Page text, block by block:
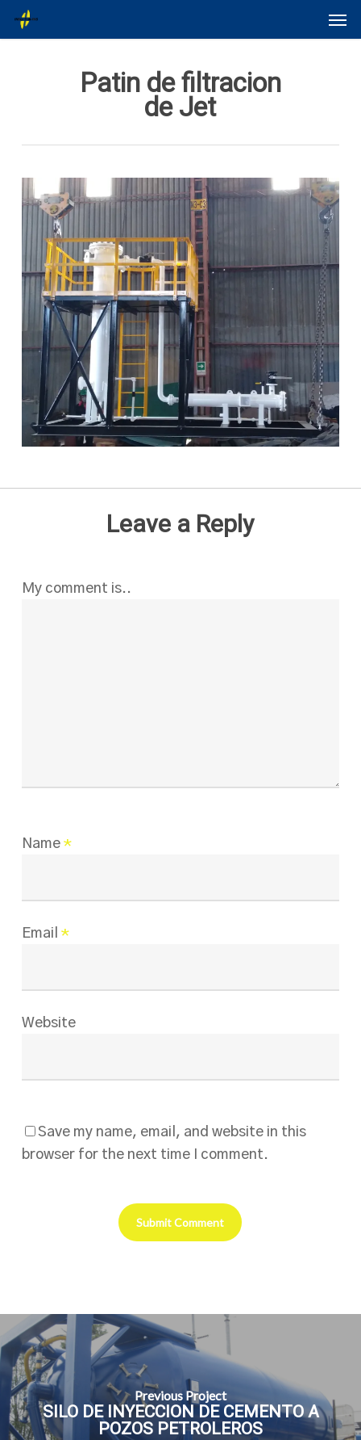
Skip
Patin de filtracion
de Jet
Leave a Reply
My comment is..
Name *
Email *
Website
Save my name, email, and website in this
browser for the next time I comment.
Previous Project
SILO DE INYECCION DE CEMENTO A
POZOS PETROLEROS